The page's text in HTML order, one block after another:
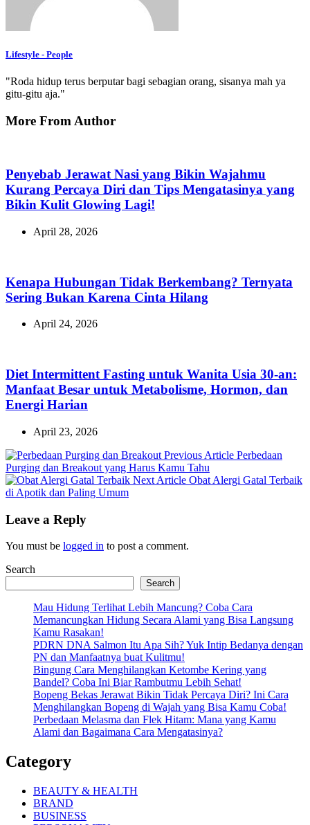
Lifestyle - People
"Roda hidup terus berputar bagi sebagian orang, sisanya mah ya
gitu-gitu aja."
More From Author
Penyebab Jerawat Nasi yang Bikin Wajahmu
Kurang Percaya Diri dan Tips Mengatasinya yang
Bikin Kulit Glowing Lagi!
April 28, 2026
Kenapa Hubungan Tidak Berkembang? Ternyata
Sering Bukan Karena Cinta Hilang
April 24, 2026
Diet Intermittent Fasting untuk Wanita Usia 30-an:
Manfaat Besar untuk Metabolisme, Hormon, dan
Energi Harian
April 23, 2026
Previous Article Previous
Perbedaan
Purging dan Breakout yang Harus Kamu Tahu
Next Article Next
Obat Alergi Gatal Terbaik
di Apotik dan Paling Umum
Leave a Reply
You must be logged in to post a comment.
Search
Search
Mau Hidung Terlihat Lebih Mancung? Coba Cara
Memancungkan Hidung Secara Alami yang Bisa Langsung
Kamu Rasakan!
PDRN DNA Salmon Itu Apa Sih? Yuk Intip Bedanya dengan
PN dan Manfaatnya buat Kulitmu!
Bingung Cara Menghilangkan Ketombe Kering yang
Bandel? Coba Ini Biar Rambutmu Lebih Sehat!
Bopeng Bekas Jerawat Bikin Tidak Percaya Diri? Ini Cara
Menghilangkan Bopeng di Wajah yang Bisa Kamu Coba!
Perbedaan Melasma dan Flek Hitam: Mana yang Kamu
Alami dan Bagaimana Cara Mengatasinya?
Category
BEAUTY & HEALTH
BRAND
BUSINESS